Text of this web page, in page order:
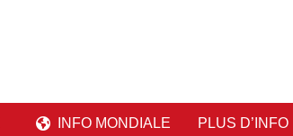
INFO MONDIALE PLUS D’INFO